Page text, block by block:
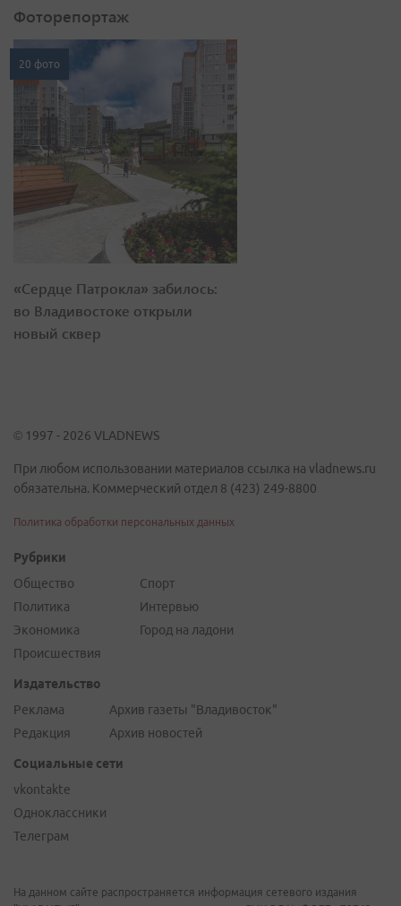
Фоторепортаж
20 фото
«Сердце Патрокла» забилось:
во Владивостоке открыли
новый сквер
© 1997 - 2026 VLADNEWS
При любом использовании материалов ссылка на vladnews.ru
обязательна. Коммерческий отдел 8 (423) 249-8800
Политика обработки персональных данных
Рубрики
Общество
Политика
Экономика
Происшествия
Спорт
Интервью
Город на ладони
Издательство
Реклама
Редакция
Архив газеты "Владивосток"
Архив новостей
Социальные сети
vkontakte
Одноклассники
Телеграм
На данном сайте распространяется информация сетевого издания